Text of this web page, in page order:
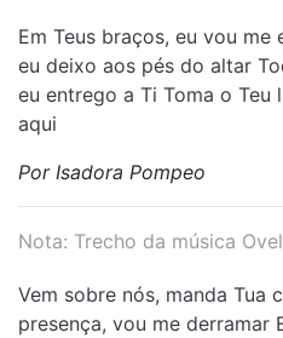
Em Teus braços, eu vou me
eu deixo aos pés do altar
eu entrego a Ti Toma o Teu
aqui
Por Isadora Pompeo
Nota: Trecho da música
Vem sobre nós, manda Tua
presença, vou me derramar